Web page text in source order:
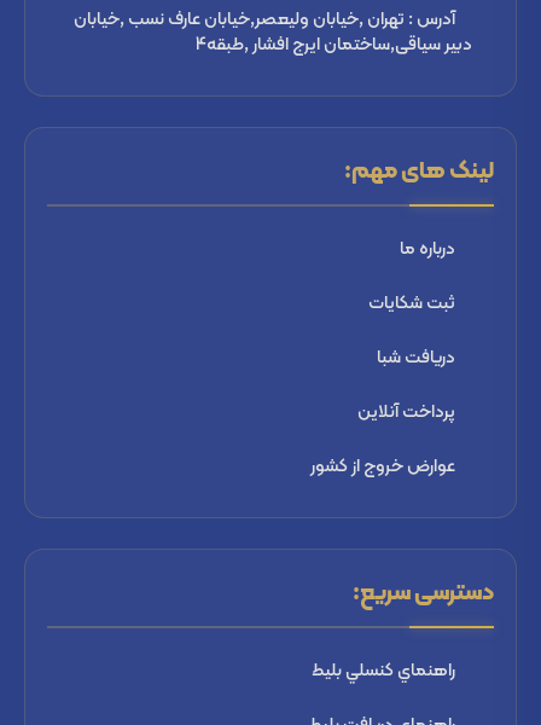
آدرس : تهران ,خیابان ولیعصر,خیابان عارف نسب ,خیابان
دبیر سیاقی,ساختمان ایرج افشار ,طبقه4
لینک های مهم:
درباره ما
ثبت شكايات
دریافت شبا
پرداخت آنلاین
عوارض خروج از کشور
دسترسی سریع:
راهنماي كنسلي بليط